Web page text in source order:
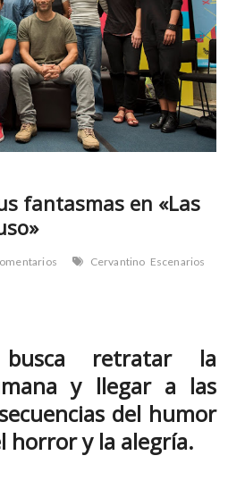
m
v
l
e
r
s
s
k
fantasmas en «Las
Cervantino Escenarios
retratar la
y llegar a las
del humor
horror y la alegría.